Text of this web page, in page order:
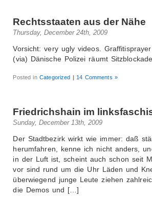
Rechtsstaaten aus der Nähe
Thursday, December 24th, 2009
Vorsicht: very ugly videos.
(via) Dänische Polizei räumt
Posted inCategorized | 14 Comments »
Friedrichshain im
Sunday, December 13th, 2009
Der Stadtbezirk wirkt wie immer: daß
herumfahren, kenne ich nicht anders,
in der Luft ist, scheint auch schon seit
vor sind rund um die Uhr Läden und
überwiegend junge Leute ziehen
die Demos und […]